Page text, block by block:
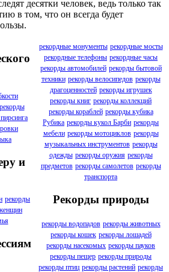
десятки человек, ведь только так
в том, что он всегда будет
рекорды
и
рекорды
рекордные монументы рекордные мосты
рекордные телефоны рекордные часы
рекорды автомобилей рекорды бытовой
техники рекорды велосипедов рекорды
драгоценностей рекорды игрушек
рекорды книг рекорды коллекций
рекорды кораблей рекорды кубика
Рубика рекорды кукол Барби рекорды
мебели рекорды мотоциклов рекорды
музыкальных инструментов рекорды
одежды рекорды оружия рекорды
предметов рекорды самолетов рекорды
транспорта
Рекорды природы
рекорды водопадов рекорды животных
рекорды кошек рекорды лошадей
рекорды насекомых рекорды пауков
рекорды пещер рекорды природы
рекорды птиц рекорды растений рекорды